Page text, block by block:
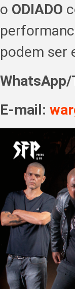
o ODIADO
podem ser
E-mail: